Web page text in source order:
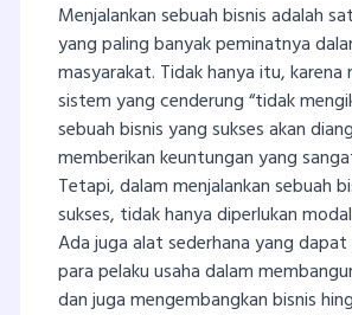
Menjalankan sebuah bisnis adalah
yang paling banyak peminatnya
masyarakat. Tidak hanya itu, karena
sistem yang cenderung “tidak
sebuah bisnis yang sukses akan
memberikan keuntungan yang
Tetapi, dalam menjalankan sebuah
sukses, tidak hanya diperlukan
Ada juga alat sederhana yang
para pelaku usaha dalam
dan juga mengembangkan bisnis